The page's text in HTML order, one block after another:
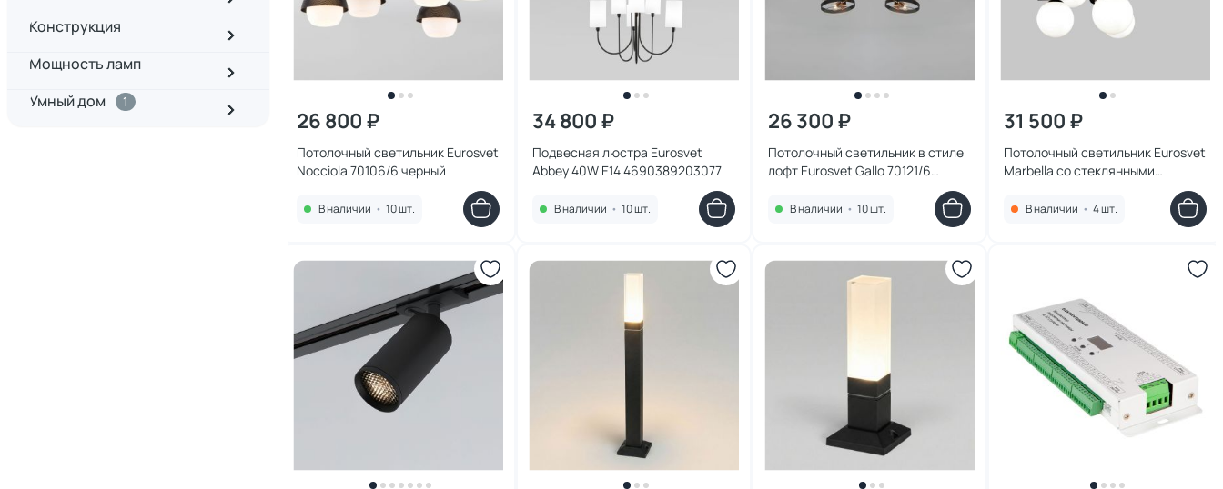
Конструкция
Мощность ламп
Умный дом
1
26 800 ₽
Потолочный светильник Eurosvet
Nocciola 70106/6 черный
В наличии • 10 шт.
34 800 ₽
Подвесная люстра Eurosvet
Abbey 40W E14 4690389203077
В наличии • 10 шт.
26 300 ₽
Потолочный светильник в стиле
лофт Eurosvet Gallo 70121/6
В наличии • 10 шт.
31 500 ₽
Потолочный светильник Eurosvet
Marbella со стеклянными
В наличии • 4 шт.